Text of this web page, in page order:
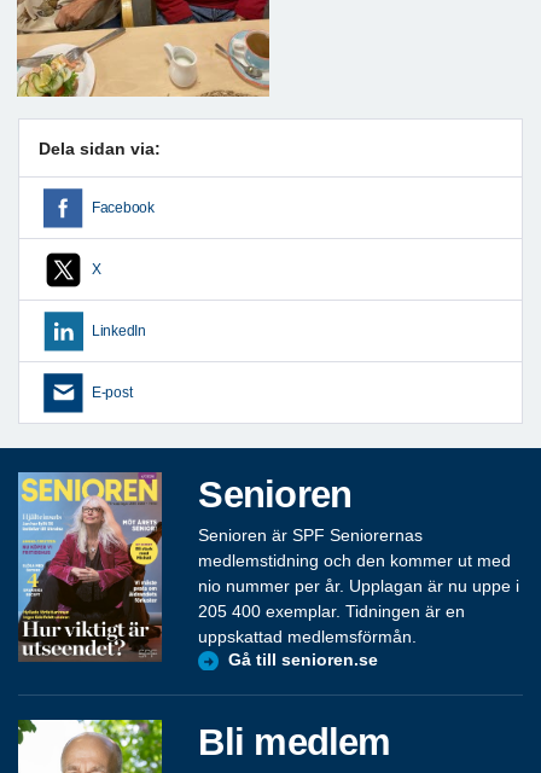
Dela sidan via:
Facebook
X
LinkedIn
E-post
Senioren
Senioren är SPF Seniorernas
medlemstidning och den kommer ut med
nio nummer per år. Upplagan är nu uppe i
205 400 exemplar. Tidningen är en
uppskattad medlemsförmån.
Gå till senioren.se
Bli medlem